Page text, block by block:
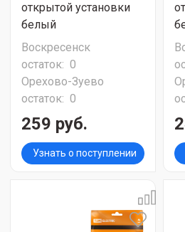
открытой установки
белый
Воскресенск
остаток: 0
Орехово-Зуево
остаток: 0
259 руб.
Узнать о поступлении